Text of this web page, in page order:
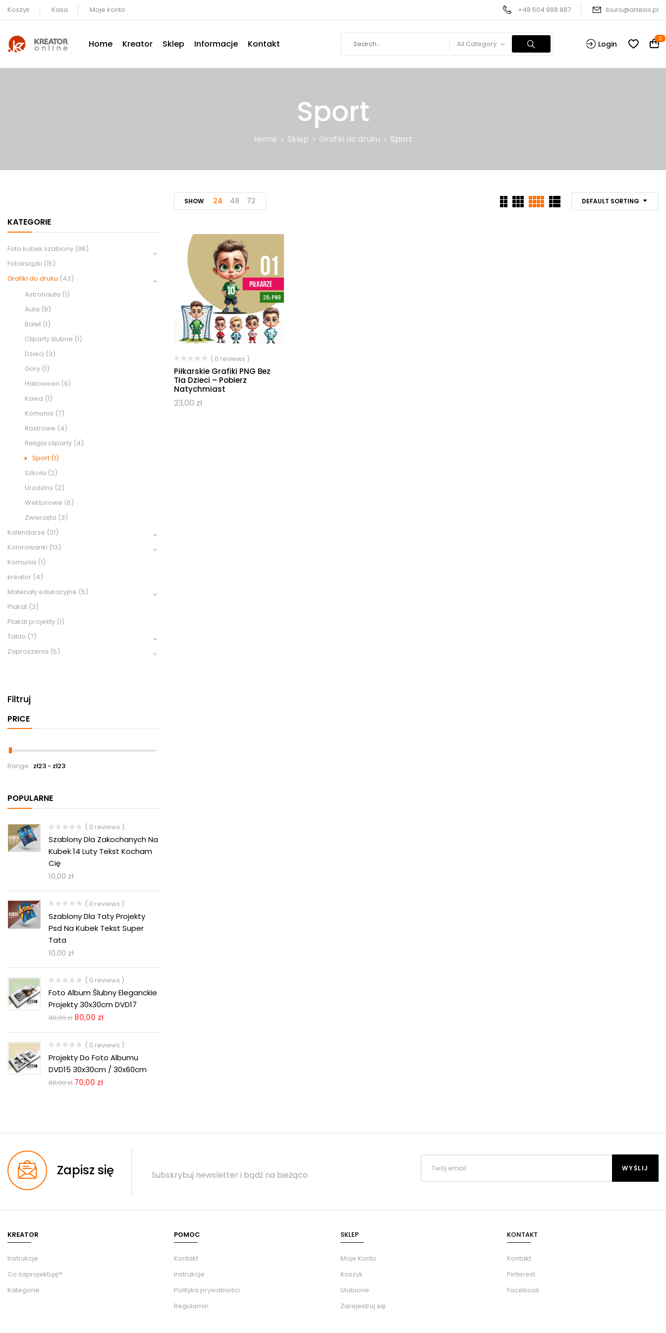
Koszyk Kasa Moje konto +48 504 988 887 biuro@artesis.pl
Home Kreator Sklep Informacje Kontakt All Category Login
0
Sport
Home Sklep Grafiki do druku Sport
KATEGORIE
Foto kubek szablony (98)
Fotoksiążki (15)
Grafiki do druku (43)
Astronauta (1)
Auta (8)
Balet (1)
Cliparty ślubne (1)
Dzieci (3)
Góry (1)
Halloween (9)
Kawa (1)
Komunia (7)
Rastrowe (4)
Religia cliparty (4)
Sport (1)
Szkoła (2)
Urodziny (2)
Wektorowe (6)
Zwierzęta (3)
Kalendarze (21)
Kolorowanki (13)
Komunia (1)
kreator (4)
Materiały edukacyjne (5)
Plakat (3)
Plakat projekty (1)
Tablo (7)
Zaproszenia (5)
Filtruj
PRICE
Range : zł23 - zł23
POPULARNE
( 0 reviews )
Szablony Dla Zakochanych Na
Kubek 14 Luty Tekst Kocham
Cię
10,00 zł
( 0 reviews )
Szablony Dla Taty Projekty
Psd Na Kubek Tekst Super
Tata
10,00 zł
( 0 reviews )
Foto Album Ślubny Eleganckie
Projekty 30x30cm DVD17
90,00zł 80,00 zł
( 0 reviews )
Projekty Do Foto Albumu
DVD15 30x30cm / 30x60cm
80,00zł 70,00 zł
DEFAULT SORTING
SHOW 24 48 72
( 0 reviews )
Piłkarskie Grafiki PNG Bez
Tła Dzieci – Pobierz
Natychmiast
23,00 zł
Zapisz się Subskrybuj newsletter i bądź na bieżąco
KREATOR
Instrukcje
Co zaprojektuję?
Kategorie
POMOC
Kontakt
Instrukcje
Polityka prywatności
Regulamin
SKLEP
Moje Konto
Koszyk
Ulubione
Zarejestruj się
KONTAKT
Kontakt
Pinterest
Facebook